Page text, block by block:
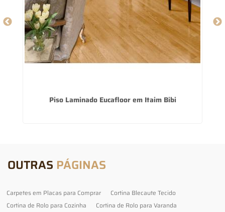
Piso Laminado Eucafloor em Itaim Bibi
OUTRAS PÁGINAS
Carpetes em Placas para Comprar
Cortina Blecaute Tecido
Cortina de Rolo para Cozinha
Cortina de Rolo para Varanda